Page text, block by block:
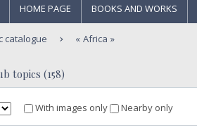
HOME PAGE BOOKS AND WORKS
catalogue Africa
topics (158)
With images only Nearby only